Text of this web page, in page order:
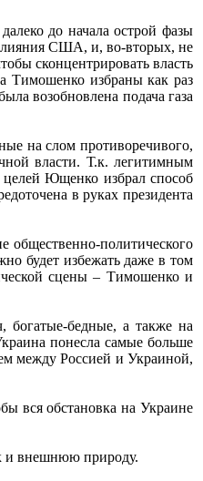
до начала острой фазы
влияния США, и, во-вторых, не
сконцентрировать власть
Тимошенко избраны как раз
возобновлена подача газа
на слом противоречивого,
власти. Т.к. легитимным
целей Ющенко избрал способ
в руках президента
общественно-политического
будет избежать даже в том
сцены – Тимошенко и
бедные, а также на
понесла самые больше
между Россией и Украиной,
вся обстановка на Украине
и внешнюю природу.